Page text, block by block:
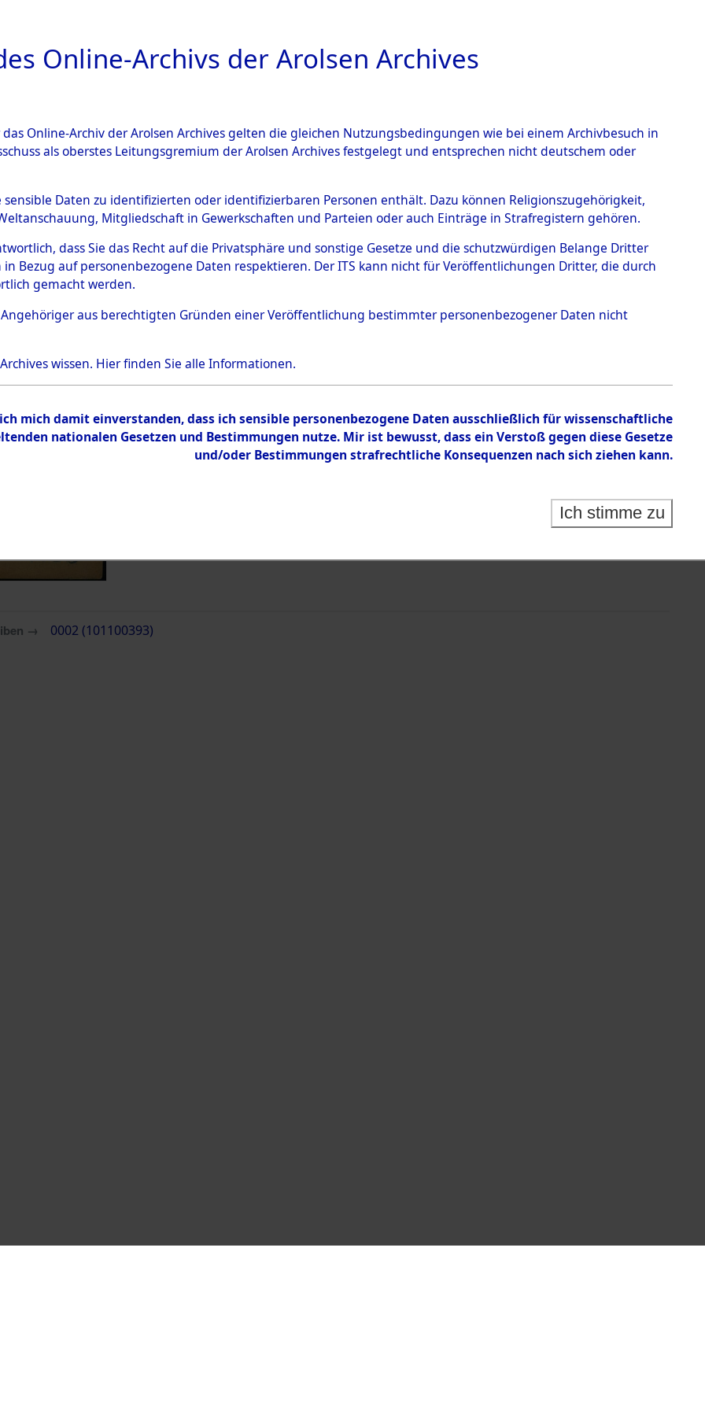
ARCHIVALE ÜBERSICHT BILD
→Kreis Alfeld→0002 (101100393)
0002 (101100393)
Übergeordnetes
Niedersachsen
Inhalt
Zur Übersicht
→ 0002 (101100393)
Online-Archivs der Arolsen Archives
Online-Archiv der Arolsen Archives gelten die gleichen Nutzungsbedingungen wie bei einem Archivbesuch in
als oberstes Leitungsgremium der Arolsen Archives festgelegt und entsprechen nicht deutschem oder
sensible Daten zu identifizierten oder identifizierbaren Personen enthält. Dazu können Religionszugehörigkeit,
Mitgliedschaft in Gewerkschaften und Parteien oder auch Einträge in Strafregistern gehören.
dass Sie das Recht auf die Privatsphäre und sonstige Gesetze und die schutzwürdigen Belange Dritter
Bezug auf personenbezogene Daten respektieren. Der ITS kann nicht für Veröffentlichungen Dritter, die durch
gemacht werden.
Angehöriger aus berechtigten Gründen einer Veröffentlichung bestimmter personenbezogener Daten nicht
wissen. Hierfinden Sie alle Informationen.
mich damit einverstanden, dass ich sensible personenbezogene Daten ausschließlich für wissenschaftliche
nationalen Gesetzen und Bestimmungen nutze. Mir ist bewusst, dass ein Verstoß gegen diese Gesetze
und/oder Bestimmungen strafrechtliche Konsequenzen nach sich ziehen kann.
Ich stimme zu